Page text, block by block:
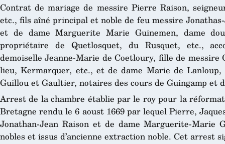
Contrat de mariage de messire Pierre Raison,
etc., fils aîné principal et noble de feu messire
et de dame Marguerite Marie Guinemen, dame
propriétaire de Quetlosquet, du Rusquet, etc.,
demoiselle Jeanne-Marie de Coetloury, fille de
lieu, Kermarquer, etc., et de dame Marie de
Guillou et Gaultier, notaires des cours de Guingamp et
Arrest de la chambre établie par le roy pour la
Bretagne rendu le 6 aoust 1669 par lequel Pierre,
Jonathan-Jean Raison et de dame Marguerite-Marie
nobles et issus d’ancienne extraction noble. Cet arrest